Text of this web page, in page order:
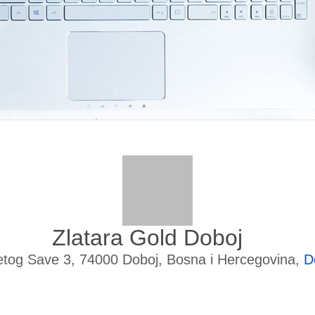
Zlatara Gold Doboj
Save 3, 74000 Doboj, Bosna i Hercegovina,